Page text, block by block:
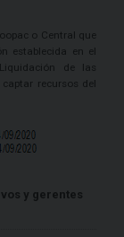
o Central que
establecida en el
de las
recursos del
y gerentes